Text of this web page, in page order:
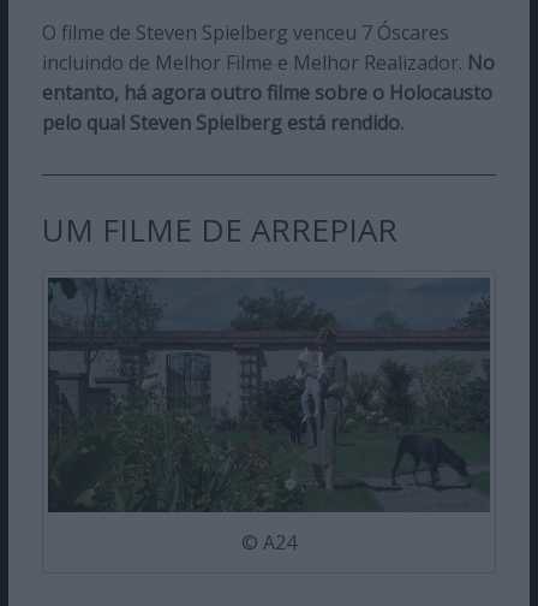
O filme de Steven Spielberg venceu 7 Óscares
incluindo de Melhor Filme e Melhor Realizador. No
entanto, há agora outro filme sobre o Holocausto
pelo qual Steven Spielberg está rendido.
UM FILME DE ARREPIAR
© A24